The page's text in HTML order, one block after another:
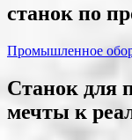
станок по
Промышленное
Станок для
мечты к